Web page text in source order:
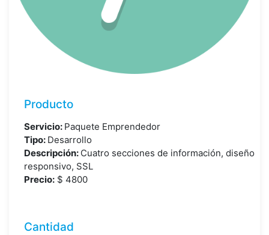
Producto
Servicio: Paquete Emprendedor
Tipo: Desarrollo
Descripción: Cuatro secciones de información, diseño
responsivo, SSL
Precio: $ 4800
Cantidad